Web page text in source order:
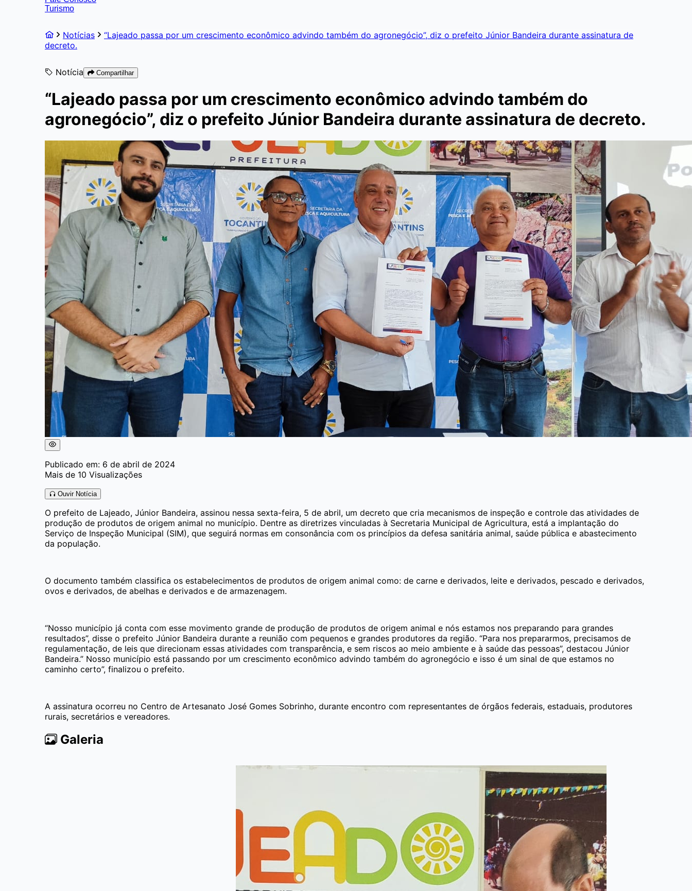
Turismo
Notícias
“Lajeado passa por um crescimento econômico advindo também do agronegócio”, diz o prefeito Júnior Bandeira durante assinatura de
decreto.
Notícia Compartilhar
“Lajeado passa por um crescimento econômico advindo também do
agronegócio”, diz o prefeito Júnior Bandeira durante assinatura de decreto.
Publicado em: 6 de abril de 2024
Mais de 10 Visualizações
Ouvir Notícia
O prefeito de Lajeado, Júnior Bandeira, assinou nessa sexta-feira, 5 de abril, um decreto que cria mecanismos de inspeção e controle das atividades de
produção de produtos de origem animal no município. Dentre as diretrizes vinculadas à Secretaria Municipal de Agricultura, está a implantação do
Serviço de Inspeção Municipal (SIM), que seguirá normas em consonância com os princípios da defesa sanitária animal, saúde pública e abastecimento
da população.
O documento também classifica os estabelecimentos de produtos de origem animal como: de carne e derivados, leite e derivados, pescado e derivados,
ovos e derivados, de abelhas e derivados e de armazenagem.
“Nosso município já conta com esse movimento grande de produção de produtos de origem animal e nós estamos nos preparando para grandes
resultados”, disse o prefeito Júnior Bandeira durante a reunião com pequenos e grandes produtores da região. “Para nos prepararmos, precisamos de
regulamentação, de leis que direcionam essas atividades com transparência, e sem riscos ao meio ambiente e à saúde das pessoas”, destacou Júnior
Bandeira.” Nosso município está passando por um crescimento econômico advindo também do agronegócio e isso é um sinal de que estamos no
caminho certo”, finalizou o prefeito.
A assinatura ocorreu no Centro de Artesanato José Gomes Sobrinho, durante encontro com representantes de órgãos federais, estaduais, produtores
rurais, secretários e vereadores.
Galeria